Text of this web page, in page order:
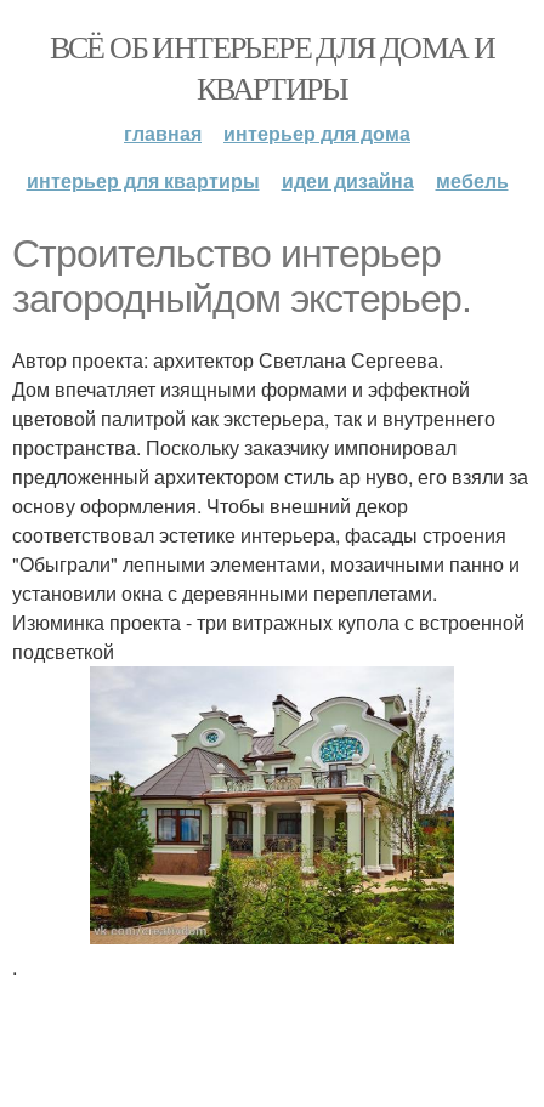
ВСЁ ОБ ИНТЕРЬЕРЕ ДЛЯ ДОМА И
КВАРТИРЫ
главная
интерьер для дома
интерьер для квартиры
идеи дизайна мебель
Строительство интерьер
загородныйдом экстерьер.
Автор проекта: архитектор Светлана Сергеева.
Дом впечатляет изящными формами и эффектной
цветовой палитрой как экстерьера, так и внутреннего
пространства. Поскольку заказчику импонировал
предложенный архитектором стиль ар нуво, его взяли за
основу оформления. Чтобы внешний декор
соответствовал эстетике интерьера, фасады строения
"Обыграли" лепными элементами, мозаичными панно и
установили окна с деревянными переплетами.
Изюминка проекта - три витражных купола с встроенной
подсветкой
.